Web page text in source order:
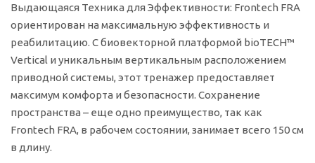
Выдающаяся Техника для Эффективности: Frontech FRA
ориентирован на максимальную эффективность и
реабилитацию. С биовекторной платформой bioTECH™
Vertical и уникальным вертикальным расположением
приводной системы, этот тренажер предоставляет
максимум комфорта и безопасности. Сохранение
пространства – еще одно преимущество, так как
Frontech FRA, в рабочем состоянии, занимает всего 150 см
в длину.